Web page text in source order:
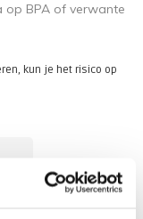
op BPA of verwante
kun je het risico op